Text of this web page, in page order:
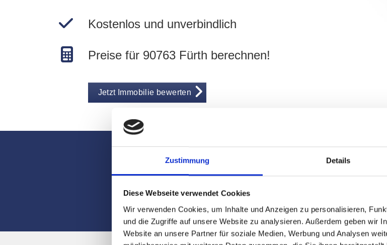
Zustimmung Details
Diese Webseite verwendet Cookies
Wir verwenden Cookies, um Inhalte und Anzeigen zu personalisieren,
und die Zugriffe auf unsere Website zu analysieren. Außerdem geben wir
Website an unsere Partner für soziale Medien, Werbung und Analysen
Kostenlos und unverbindlich
Preise für 90763 Fürth berechnen!
Jetzt Immobilie bewerten
Qualifizierte Wohnungsmakler
Rufen Sie uns an: